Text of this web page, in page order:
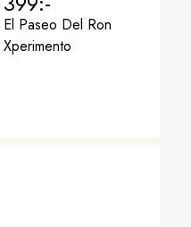
El Paseo Del Ron
Xperimento